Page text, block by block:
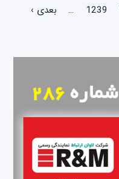
1239
…
بعدی ›